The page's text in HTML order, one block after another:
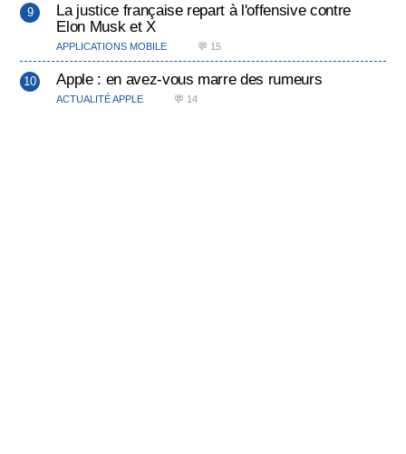
La justice française repart à l'offensive contre
Elon Musk et X
APPLICATIONS MOBILE 💬 15
Apple : en avez-vous marre des rumeurs
ACTUALITÉ APPLE 💬 14